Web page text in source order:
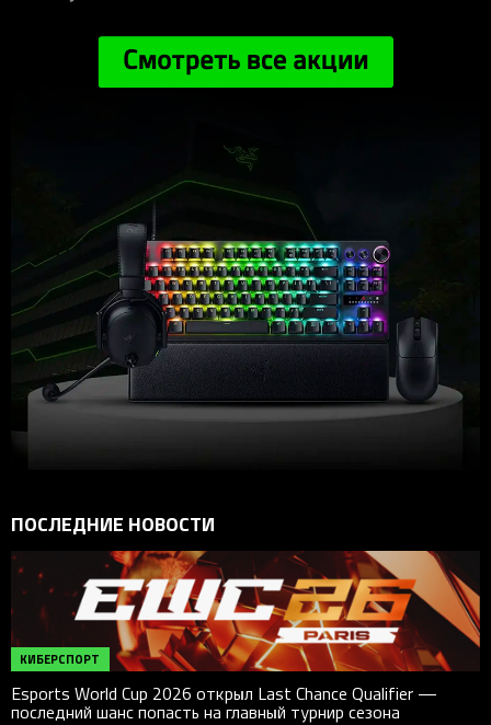
ПОСЛЕДНИЕ НОВОСТИ
КИБЕРСПОРТ
Esports World Cup 2026 открыл Last Chance Qualifier —
последний шанс попасть на главный турнир сезона